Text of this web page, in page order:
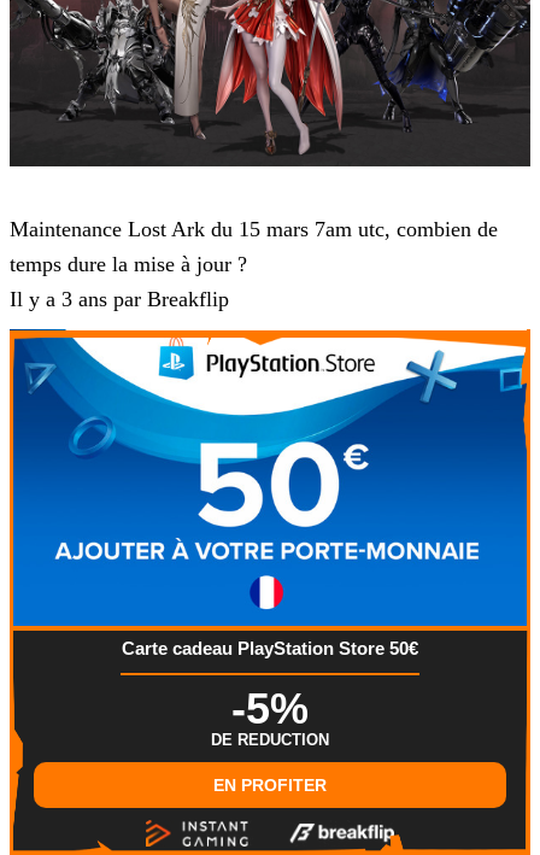
Maintenance Lost Ark du 15 mars 7am utc, combien de
temps dure la mise à jour ?
Il y a 3 ans par Breakflip
Carte cadeau PlayStation Store 50€
-5%
DE REDUCTION
EN PROFITER